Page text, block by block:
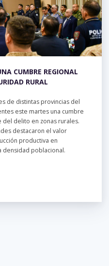
CUMBRE REGIONAL
RURAL
de distintas provincias del
este martes una cumbre
delito en zonas rurales.
destacaron el valor
productiva en
poblacional.